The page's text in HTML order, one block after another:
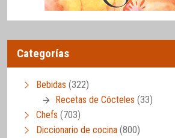
Categorías
Bebidas (322)
Recetas de Cócteles (33)
Chefs (703)
Diccionario de cocina (800)